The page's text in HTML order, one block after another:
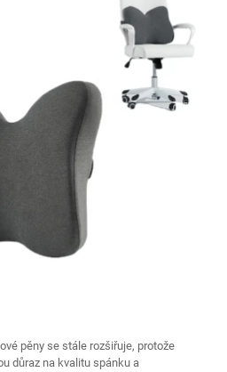
pěny se stále rozšiřuje, protože
důraz na kvalitu spánku a